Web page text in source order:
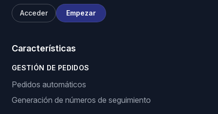
Acceder Empezar
Características
GESTIÓN DE PEDIDOS
Pedidos automáticos
Generación de números de seguimiento